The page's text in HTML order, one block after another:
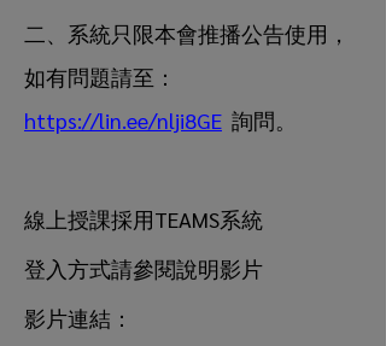
二、系統只限本會推播公告使用，
如有問題請至：
https://lin.ee/nlji8GE
  詢問。
線上授課採用TEAMS系統
登入方式請參閱說明影片
影片連結：